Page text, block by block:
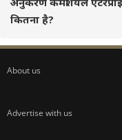
कितना है?
About us
Advertise with us